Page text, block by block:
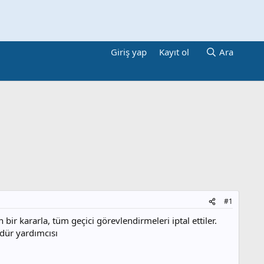
Giriş yap Kayıt ol Ara
#1
bir kararla, tüm geçici görevlendirmeleri iptal ettiler.
yardımcısı